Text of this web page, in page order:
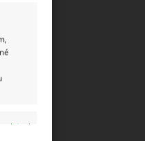
aktivní